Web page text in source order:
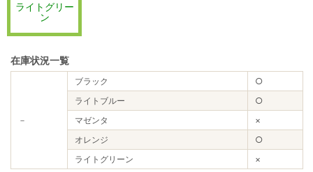
ライトグリー
ン
在庫状況一覧
－
ブラック
○
ライトブルー
○
マゼンタ
×
オレンジ
○
ライトグリーン
×